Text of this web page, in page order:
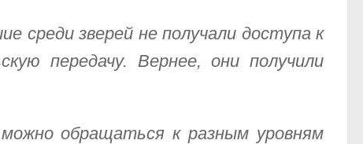
зверей не получали доступа к
передачу. Вернее, они получили
обращаться к разным уровням